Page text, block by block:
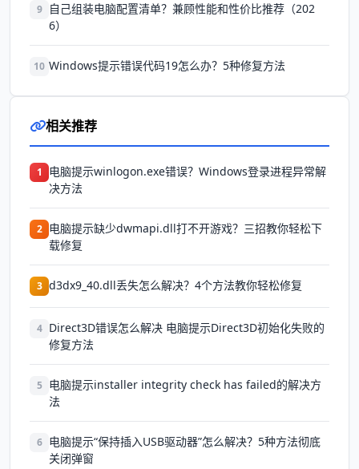
9
自己组装电脑配置清单？兼顾性能和性价比推荐（202
6）
10 Windows提示错误代码19怎么办？5种修复方法
相关推荐
1
电脑提示winlogon.exe错误？Windows登录进程异常解
决方法
2 电脑提示缺少dwmapi.dll打不开游戏？三招教你轻松下
载修复
3 d3dx9_40.dll丢失怎么解决？4个方法教你轻松修复
4 Direct3D错误怎么解决 电脑提示Direct3D初始化失败的
修复方法
5 电脑提示installer integrity check has failed的解决方
法
6 电脑提示“保持插入USB驱动器”怎么解决？5种方法彻底
关闭弹窗